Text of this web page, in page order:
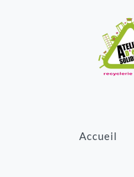
Accueil